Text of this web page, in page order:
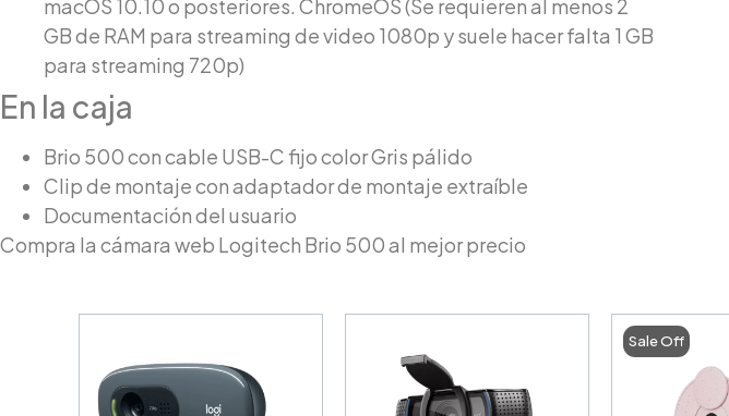
macOS 10.10 o posteriores. ChromeOS (Se requieren al menos 2
GB de RAM para streaming de video 1080p y suele hacer falta 1 GB
para streaming 720p)
En la caja
Brio 500 con cable USB-C fijo color Gris pálido
Clip de montaje con adaptador de montaje extraíble
Documentación del usuario
Compra la cámara web Logitech Brio 500 al mejor precio
Sale Off